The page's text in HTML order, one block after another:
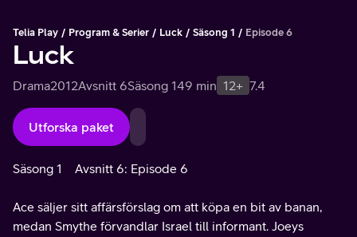
Telia Play Program & Serier Luck Säsong 1 Episode 6
Luck
Drama2012Avsnitt 6Säsong 149 min 12+ 7.4
Utforska paket
Säsong 1 Avsnitt 6: Episode 6
Ace säljer sitt affärsförslag om att köpa en bit av banan,
medan Smythe förvandlar Israel till informant. Joeys